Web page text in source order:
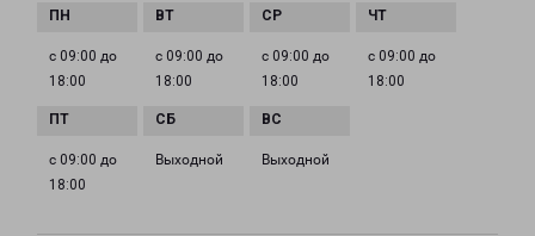
с 09:00 до
18:00
с 09:00 до
18:00
с 09:00 до
18:00
с 09:00 до
18:00
с 09:00 до
18:00
Выходной Выходной